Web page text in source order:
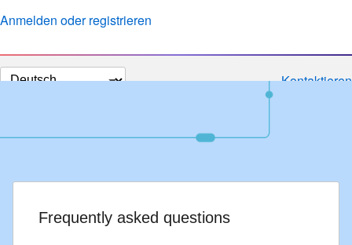
Anmelden oder registrieren
Sprache
Kontaktieren
Frequently asked questions